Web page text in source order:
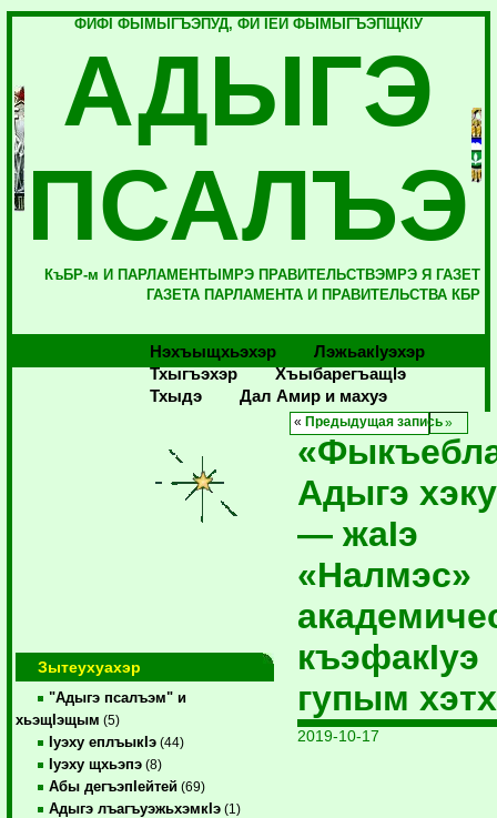
ФИФI ФЫМЫГЪЭПУД, ФИ IЕЙ ФЫМЫГЪЭПЩКIУ
АДЫГЭ
ПСАЛЪЭ
КъБР-м И ПАРЛАМЕНТЫМРЭ ПРАВИТЕЛЬСТВЭМРЭ Я ГАЗЕТ
ГАЗЕТА ПАРЛАМЕНТА И ПРАВИТЕЛЬСТВА КБР
Нэхъыщхьэхэр
Лэжьакlуэхэр
Тхыгъэхэр
Хъыбарегъащlэ
Тхыдэ
Дал Амир и махуэ
Зытеухуахэр
"Адыгэ псалъэм" и
хьэщIэщым (5)
Iуэху еплъыкIэ (44)
Iуэху щхьэпэ (8)
Абы дегъэпIейтей (69)
Адыгэ лъагъуэжьхэмкIэ (1)
« Предыдущая запись
Адыгэ
— жаIэ
«Налмэс»
къэфакIуэ
гупым
2019-10-17